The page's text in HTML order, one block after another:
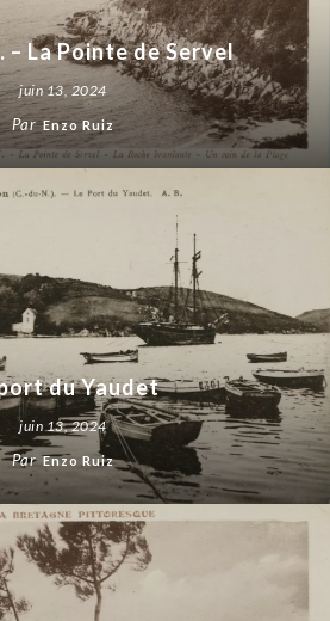
– La Pointe de Servel
juin 13, 2024
Par Enzo Ruiz
du Yaudet
juin 13, 2024
Par Enzo Ruiz